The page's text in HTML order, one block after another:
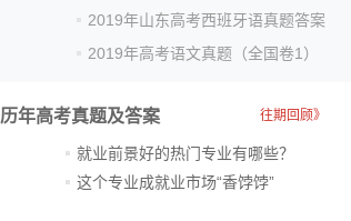
2019年山东高考西班牙语真题答案
2019年高考语文真题（全国卷1）
历年高考真题及答案 往期回顾》
就业前景好的热门专业有哪些？
这个专业成就业市场“香饽饽”​